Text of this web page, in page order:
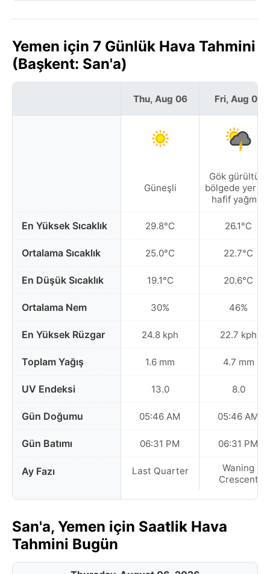
Yemen için 7 Günlük Hava Tahmini
(Başkent: San'a)
En Yüksek Sıcaklık
Ortalama Sıcaklık
En Düşük Sıcaklık
Ortalama Nem
En Yüksek Rüzgar
Toplam Yağış
UV Endeksi
Gün Doğumu
Gün Batımı
Ay Fazı
Thu, Aug 06
Güneşli
29.8°C
25.0°C
19.1°C
30%
24.8 kph
1.6 mm
13.0
05:46 AM
06:31 PM
Last Quarter
Fri, Aug 07
Gök gürültülü
bölgede yer
hafif yağmur
26.1°C
22.7°C
20.6°C
46%
22.7 kph
4.7 mm
8.0
05:46 AM
06:31 PM
Waning
Crescent
San'a, Yemen için Saatlik Hava
Tahmini Bugün